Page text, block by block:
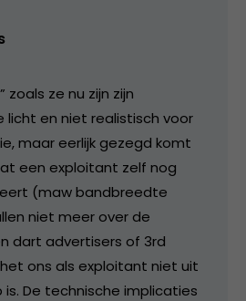
zoals ze nu zijn zijn
licht en niet realistisch voor
maar eerlijk gezegd komt
een exploitant zelf nog
(maw bandbreedte
niet meer over de
dart advertisers of 3rd
ons als exploitant niet uit
De technische implicaties